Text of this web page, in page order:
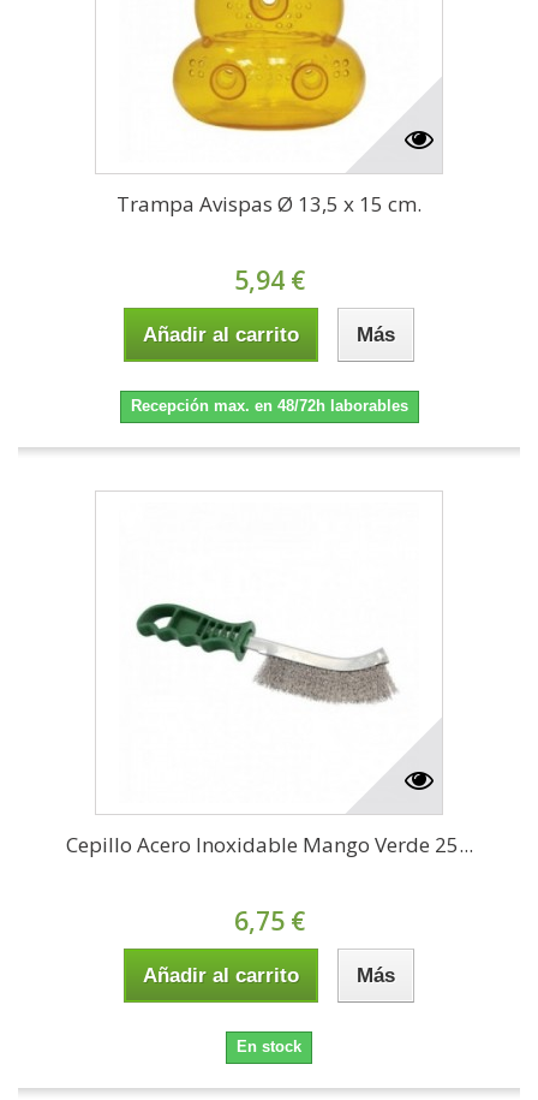
Trampa Avispas Ø 13,5 x 15 cm.
5,94 €
Añadir al carrito Más
Recepción max. en 48/72h laborables
Cepillo Acero Inoxidable Mango Verde 25...
6,75 €
Añadir al carrito Más
En stock